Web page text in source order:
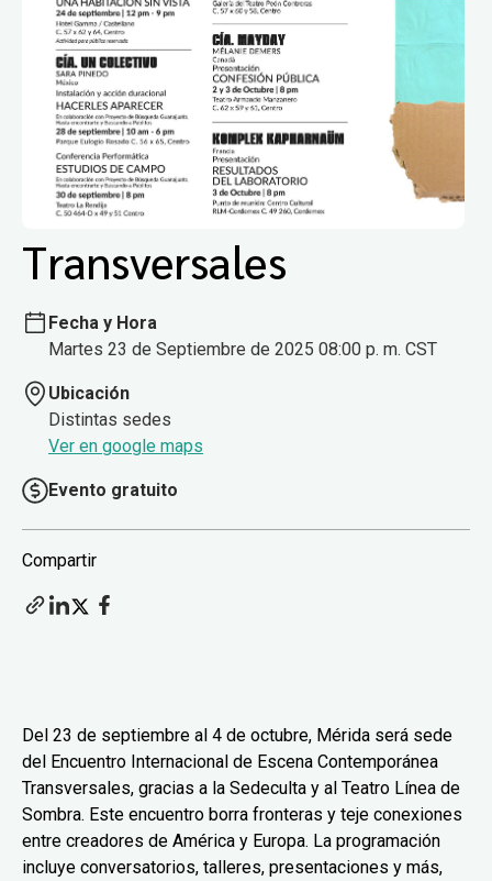
Transversales
Fecha y Hora
Martes 23 de Septiembre de 2025 08:00 p. m. CST
Ubicación
Distintas sedes
Ver en google maps
Evento gratuito
Compartir
Del 23 de septiembre al 4 de octubre, Mérida será sede
del Encuentro Internacional de Escena Contemporánea
Transversales, gracias a la Sedeculta y al Teatro Línea de
Sombra. Este encuentro borra fronteras y teje conexiones
entre creadores de América y Europa. La programación
incluye conversatorios, talleres, presentaciones y más,